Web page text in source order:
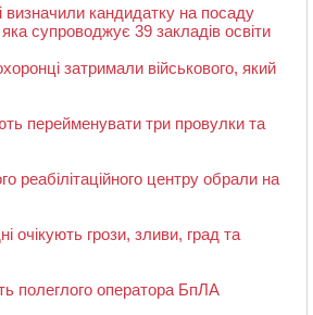
визначили кандидатку на посаду
супроводжує 39 закладів освіти
затримали військового, який
перейменувати три провулки та
реабілітаційного центру обрали на
очікують грози, зливи, град та
полеглого оператора БпЛА